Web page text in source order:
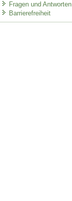
Fragen und Antworten
Barrierefreiheit